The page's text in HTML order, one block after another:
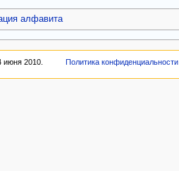
алфавита
июня 2010. Политика конфиденциальности